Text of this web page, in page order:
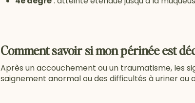
Comment savoir si mon périnée est
Après un accouchement ou un traumatisme, les
saignement anormal ou des difficultés à uriner ou